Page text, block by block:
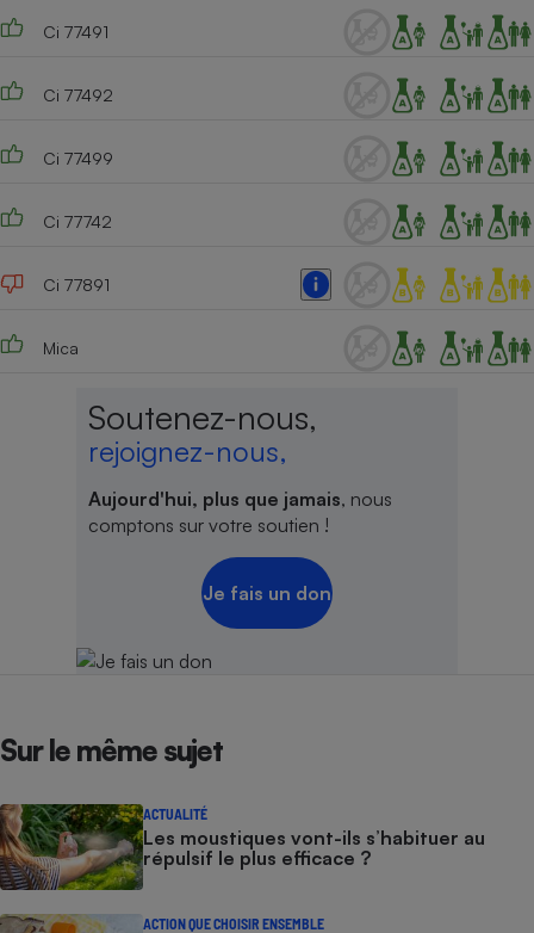
Ci 77491
Ci 77492
Ci 77499
Ci 77742
Ci 77891
Mica
Soutenez-nous,
rejoignez-nous,
Aujourd'hui, plus que jamais, nous
comptons sur votre soutien !
Je fais un don
Sur le même sujet
ACTUALITÉ
Les moustiques vont-ils s’habituer au
répulsif le plus efficace ?
ACTION QUE CHOISIR ENSEMBLE